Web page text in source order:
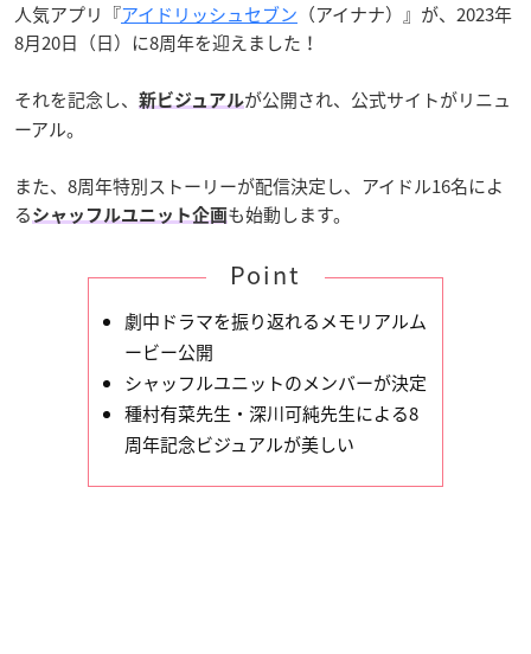
人気アプリ『アイドリッシュセブン （アイナナ）』が、2023年
8月20日（日）に8周年を迎えました！
それを記念し、 新ビジュアルが公開され、公式サイトがリニュ
ーアル。
また、8周年特別ストーリーが配信決定し、アイドル16名によ
る シャッフルユニット企画も始動します。
Point
劇中ドラマを振り返れるメモリアルム
ービー公開
シャッフルユニットのメンバーが決定
種村有菜先生・深川可純先生による8
周年記念ビジュアルが美しい